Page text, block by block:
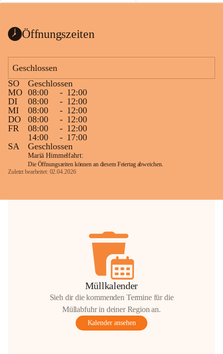
a
a
Öffnungszeiten
Geschlossen
SO
Geschlossen
MO 08:00 - 12:00
DI
08:00 - 12:00
MI
08:00 - 12:00
DO
08:00 - 12:00
FR
08:00 - 12:00
14:00
- 17:00
SA
Geschlossen
Mariä Himmelfahrt:
Die Öffnungszeiten können an diesem Feiertag abweichen.
Zuletzt bearbeitet: 02.04.2026
Müllkalender
Sieh dir die kommenden Termine für die
Müllabfuhr in deiner Region an.
Kalender ansehen